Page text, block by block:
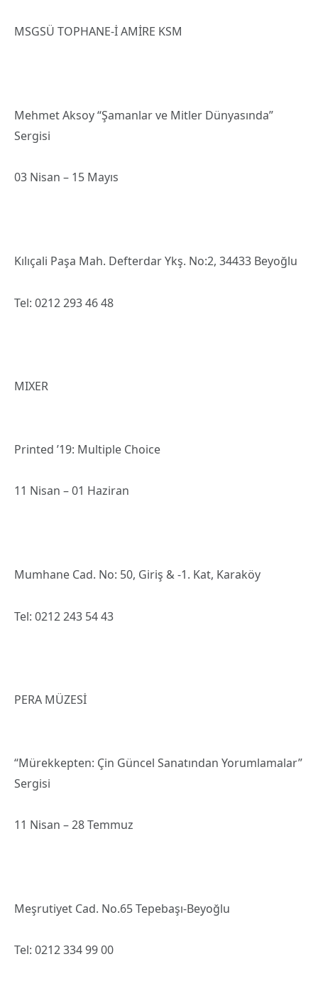
MSGSÜ TOPHANE-İ AMİRE KSM
Mehmet Aksoy “Şamanlar ve Mitler Dünyasında”
Sergisi
03 Nisan – 15 Mayıs
Kılıçali Paşa Mah. Defterdar Ykş. No:2, 34433 Beyoğlu
Tel: 0212 293 46 48
MIXER
Printed ’19: Multiple Choice
11 Nisan – 01 Haziran
Mumhane Cad. No: 50, Giriş & -1. Kat, Karaköy
Tel: 0212 243 54 43
PERA MÜZESİ
“Mürekkepten: Çin Güncel Sanatından Yorumlamalar”
Sergisi
11 Nisan – 28 Temmuz
Meşrutiyet Cad. No.65 Tepebaşı-Beyoğlu
Tel: 0212 334 99 00